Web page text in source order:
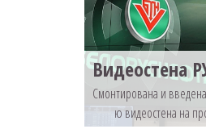
Смонтирована и
ю видеостена на